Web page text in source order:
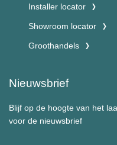
Installer locator
Showroom locator
Groothandels
Nieuwsbrief
Blijf op de hoogte van het
voor de nieuwsbrief